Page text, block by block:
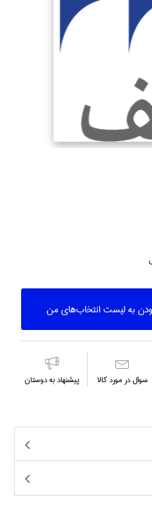
به ليست انتخاب‌هاي من
سوال در مورد كالا پیشنهاد به دوستان